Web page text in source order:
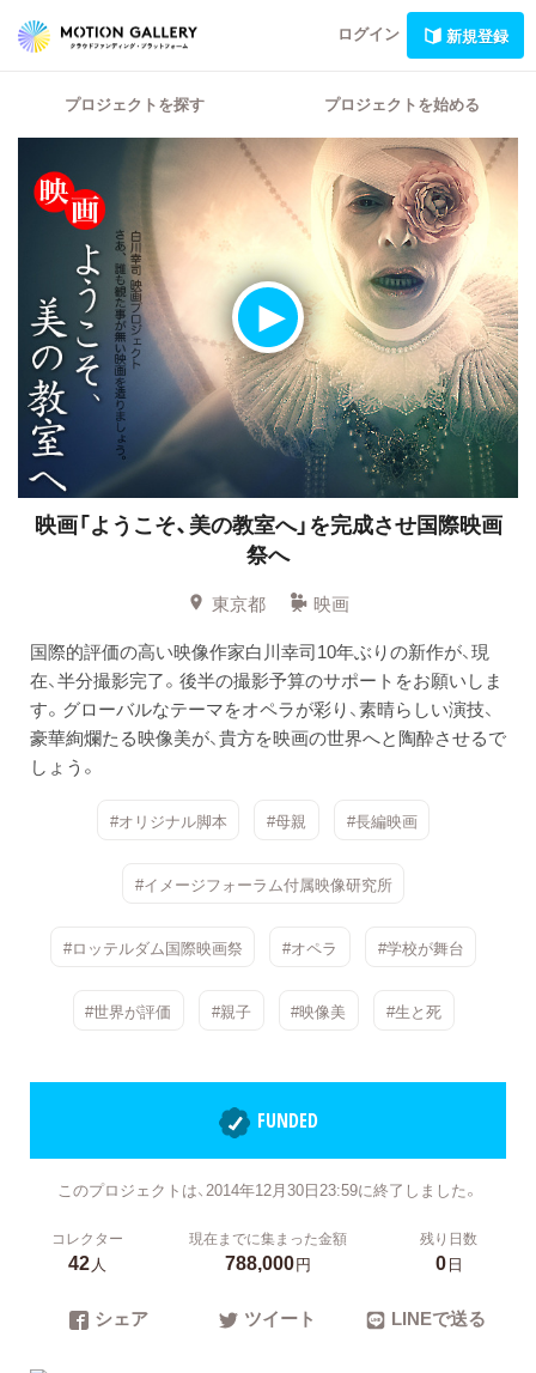
ログイン 新規登録
プロジェクトを探す プロジェクトを始める
映画「ようこそ、美の教室へ」を完成させ国際映画
祭へ
東京都
映画
国際的評価の高い映像作家白川幸司10年ぶりの新作が、現
在、半分撮影完了。後半の撮影予算のサポートをお願いしま
す。グローバルなテーマをオペラが彩り、素晴らしい演技、
豪華絢爛たる映像美が、貴方を映画の世界へと陶酔させるで
しょう。
#オリジナル脚本 #母親 #長編映画
#イメージフォーラム付属映像研究所
#ロッテルダム国際映画祭 #オペラ #学校が舞台
#世界が評価 #親子 #映像美 #生と死
FUNDED
このプロジェクトは、2014年12月30日23:59に終了しました。
コレクター
42人
現在までに集まった金額
788,000円
残り日数
0日
シェア ツイート LINEで送る